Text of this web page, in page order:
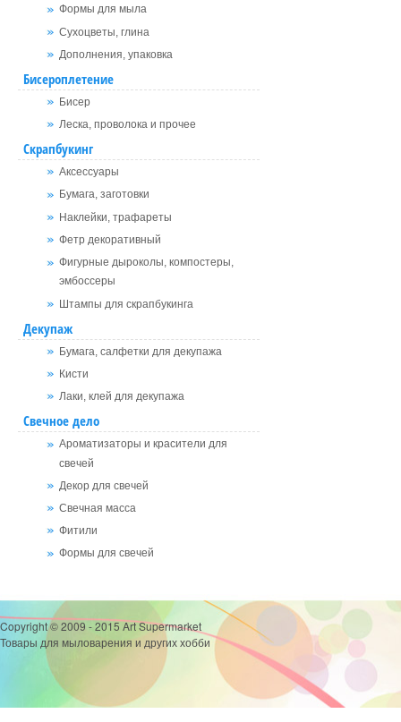
Формы для мыла
Сухоцветы, глина
Дополнения, упаковка
Бисероплетение
Бисер
Леска, проволока и прочее
Скрапбукинг
Аксессуары
Бумага, заготовки
Наклейки, трафареты
Фетр декоративный
Фигурные дыроколы, компостеры,
эмбоссеры
Штампы для скрапбукинга
Декупаж
Бумага, салфетки для декупажа
Кисти
Лаки, клей для декупажа
Свечное дело
Ароматизаторы и красители для
свечей
Декор для свечей
Свечная масса
Фитили
Формы для свечей
Copyright © 2009 - 2015 Art Supermarket
Товары для мыловарения и других хобби